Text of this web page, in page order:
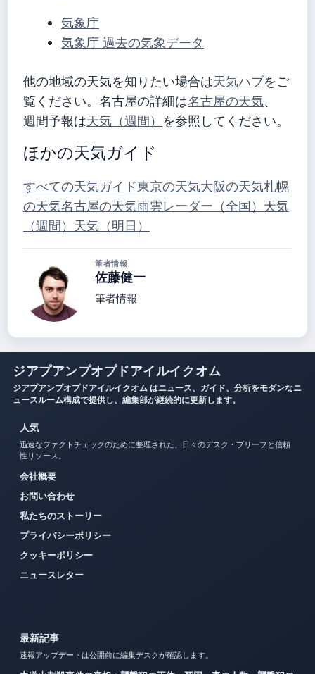
気象庁
気象庁 過去の気象データ
他の地域の天気を知りたい場合は天気ハブをご
覧ください。名古屋の詳細は名古屋の天気、
週間予報は天気（週間） を参照してください。
ほかの天気ガイド
すべての天気ガイド東京の天気大阪の天気札幌
の天気名古屋の天気雨雲レーダー（全国） 天気
（週間） 天気（明日）
筆者情報
佐藤健一
筆者情報
ジアプアンプオプドアイルイクオム
ジアプアンプオプドアイルイクオム はニュース、ガイド、分析をモダンなニ
ュースルーム構成で提供し、編集部が継続的に更新します。
人気
迅速なファクトチェックのために整理された、日々のデスク・ブリーフと信頼
性リソース。
会社概要
お問い合わせ
私たちのストーリー
プライバシーポリシー
クッキーポリシー
ニュースレター
最新記事
速報アップデートは公開前に編集デスクが確認します。